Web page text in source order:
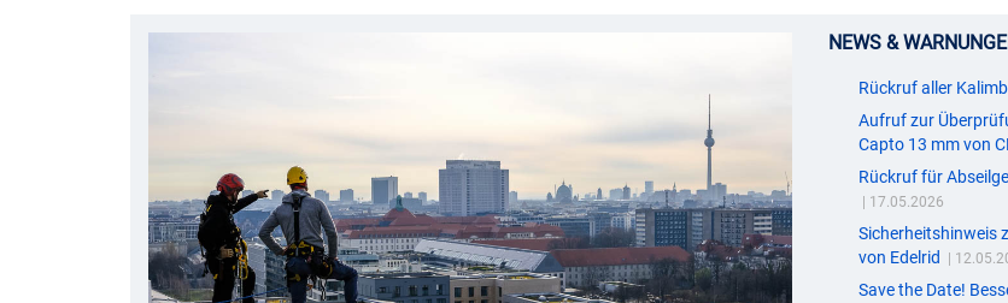
NEWS &
Rückruf aller
Aufruf zur
Capto 13 mm von
Rückruf für
| 17.05.2026
Sicherheitshinweis
von Edelrid
|
Save the Date!